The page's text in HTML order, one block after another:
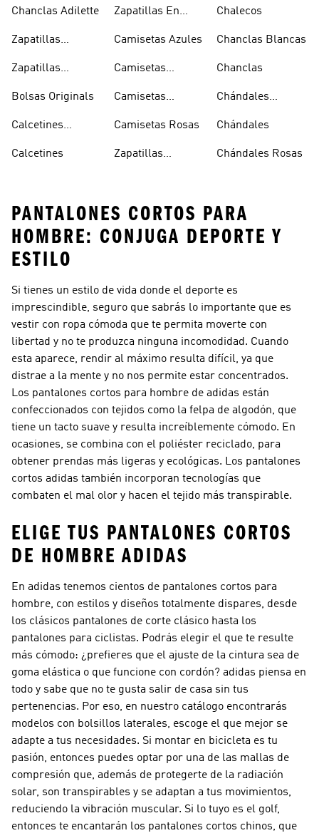
Chanclas Adilette
Zapatillas
Zapatillas
Blancas
Bolsas Originals
Calcetines
Blancos
Calcetines
Zapatillas En
Camisetas Azules
Camisetas
Camisetas
Camisetas Rosas
Zapatillas
Chalecos
Chanclas Blancas
Chanclas
Chándales
Chándales
Chándales Rosas
PANTALONES CORTOS PARA
HOMBRE: CONJUGA DEPORTE Y
ESTILO
Si tienes un estilo de vida donde el deporte es
imprescindible, seguro que sabrás lo importante que es
vestir con ropa cómoda que te permita moverte con
libertad y no te produzca ninguna incomodidad. Cuando
esta aparece, rendir al máximo resulta difícil, ya que
distrae a la mente y no nos permite estar concentrados.
Los pantalones cortos para hombre de adidas están
confeccionados con tejidos como la felpa de algodón, que
tiene un tacto suave y resulta increíblemente cómodo. En
ocasiones, se combina con el poliéster reciclado, para
obtener prendas más ligeras y ecológicas. Los pantalones
cortos adidas también incorporan tecnologías que
combaten el mal olor y hacen el tejido más transpirable.
ELIGE TUS PANTALONES CORTOS
DE HOMBRE ADIDAS
En adidas tenemos cientos de pantalones cortos para
hombre, con estilos y diseños totalmente dispares, desde
los clásicos pantalones de corte clásico hasta los
pantalones para ciclistas. Podrás elegir el que te resulte
más cómodo: ¿prefieres que el ajuste de la cintura sea de
goma elástica o que funcione con cordón? adidas piensa en
todo y sabe que no te gusta salir de casa sin tus
pertenencias. Por eso, en nuestro catálogo encontrarás
modelos con bolsillos laterales, escoge el que mejor se
adapte a tus necesidades. Si montar en bicicleta es tu
pasión, entonces puedes optar por una de las mallas de
compresión que, además de protegerte de la radiación
solar, son transpirables y se adaptan a tus movimientos,
reduciendo la vibración muscular. Si lo tuyo es el golf,
entonces te encantarán los pantalones cortos chinos, que